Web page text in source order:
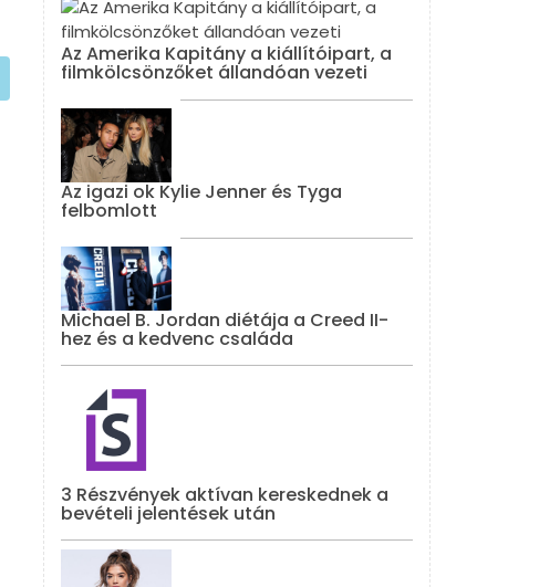
Az Amerika Kapitány a kiállítóipart, a
filmkölcsönzőket állandóan vezeti
Az igazi ok Kylie Jenner és Tyga
felbomlott
Michael B. Jordan diétája a Creed II-
hez és a kedvenc családa
3 Részvények aktívan kereskednek a
bevételi jelentések után